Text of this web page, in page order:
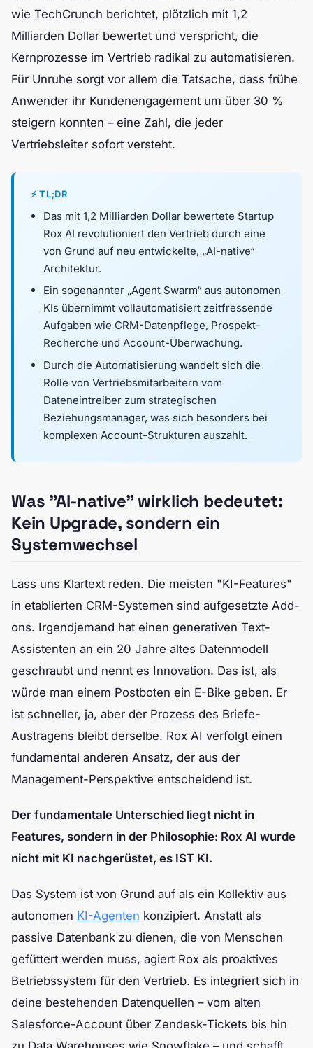
wie TechCrunch berichtet, plötzlich mit 1,2
Milliarden Dollar bewertet und verspricht, die
Kernprozesse im Vertrieb radikal zu automatisieren.
Für Unruhe sorgt vor allem die Tatsache, dass frühe
Anwender ihr Kundenengagement um über 30 %
steigern konnten – eine Zahl, die jeder
Vertriebsleiter sofort versteht.
⚡ TL;DR
Das mit 1,2 Milliarden Dollar bewertete Startup
Rox AI revolutioniert den Vertrieb durch eine
von Grund auf neu entwickelte, „AI-native“
Architektur.
Ein sogenannter „Agent Swarm“ aus autonomen
KIs übernimmt vollautomatisiert zeitfressende
Aufgaben wie CRM-Datenpflege, Prospekt-
Recherche und Account-Überwachung.
Durch die Automatisierung wandelt sich die
Rolle von Vertriebsmitarbeitern vom
Dateneintreiber zum strategischen
Beziehungsmanager, was sich besonders bei
komplexen Account-Strukturen auszahlt.
Was "AI-native" wirklich bedeutet:
Kein Upgrade, sondern ein
Systemwechsel
Lass uns Klartext reden. Die meisten "KI-Features"
in etablierten CRM-Systemen sind aufgesetzte Add-
ons. Irgendjemand hat einen generativen Text-
Assistenten an ein 20 Jahre altes Datenmodell
geschraubt und nennt es Innovation. Das ist, als
würde man einem Postboten ein E-Bike geben. Er
ist schneller, ja, aber der Prozess des Briefe-
Austragens bleibt derselbe. Rox AI verfolgt einen
fundamental anderen Ansatz, der aus der
Management-Perspektive entscheidend ist.
Der fundamentale Unterschied liegt nicht in
Features, sondern in der Philosophie: Rox AI wurde
nicht mit KI nachgerüstet, es IST KI.
Das System ist von Grund auf als ein Kollektiv aus
autonomen KI-Agenten konzipiert. Anstatt als
passive Datenbank zu dienen, die von Menschen
gefüttert werden muss, agiert Rox als proaktives
Betriebssystem für den Vertrieb. Es integriert sich in
deine bestehenden Datenquellen – vom alten
Salesforce-Account über Zendesk-Tickets bis hin